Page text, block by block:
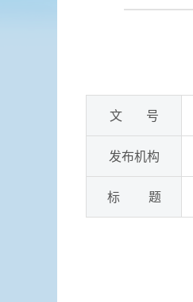
文 号
发布机构
标 题